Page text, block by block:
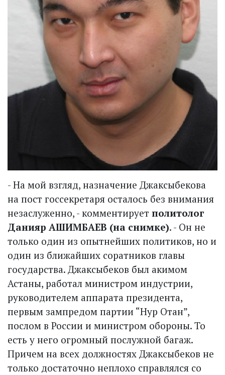
- На мой взгляд, назначение Джаксыбекова
на пост госсекретаря осталось без внимания
незаслуженно, - комментирует политолог
Данияр АШИМБАЕВ (на снимке). - Он не
только один из опытнейших политиков, но и
один из ближайших соратников главы
государства. Джаксыбеков был акимом
Астаны, работал министром индустрии,
руководителем аппарата президента,
первым зампредом партии “Нур Отан”,
послом в России и министром обороны. То
есть у него огромный послужной багаж.
Причем на всех должностях Джаксыбеков не
только достаточно неплохо справлялся со